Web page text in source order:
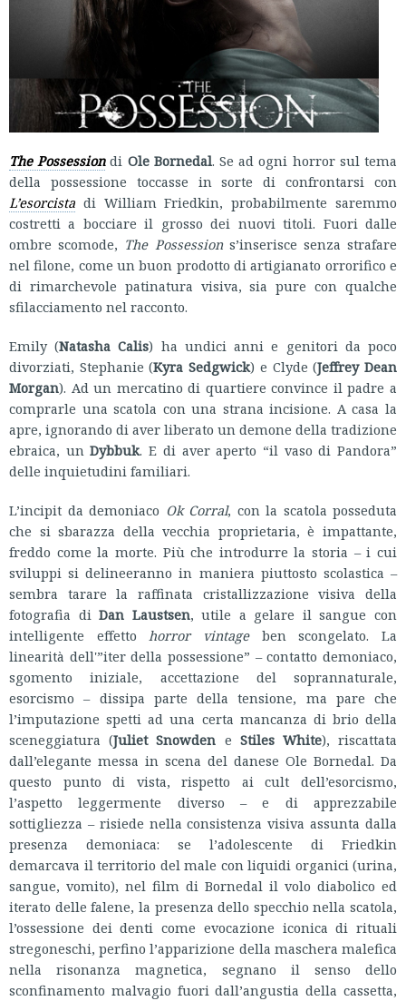
The Possessiondi Ole Bornedal. Se ad ogni horror sul tema
della possessione toccasse in sorte di confrontarsi con
L’esorcista di William Friedkin, probabilmente saremmo
costretti a bocciare il grosso dei nuovi titoli. Fuori dalle
ombre scomode, The Possessions’inserisce senza strafare
nel filone, come un buon prodotto di artigianato orrorifico e
di rimarchevole patinatura visiva, sia pure con qualche
sfilacciamento nel racconto.
Emily (Natasha Calis) ha undici anni e genitori da poco
divorziati, Stephanie (Kyra Sedgwick) e Clyde (Jeffrey Dean
Morgan). Ad un mercatino di quartiere convince il padre a
comprarle una scatola con una strana incisione. A casa la
apre, ignorando di aver liberato un demone della tradizione
ebraica, unDybbuk. E di aver aperto “il vaso di Pandora”
delle inquietudini familiari.
L’incipit da demoniaco Ok Corral, con la scatola posseduta
che si sbarazza della vecchia proprietaria, è impattante,
freddo come la morte. Più che introdurre la storia – i cui
sviluppi si delineeranno in maniera piuttosto scolastica –
sembra tarare la raffinata cristallizzazione visiva della
fotografia diDan Laustsen, utile a gelare il sangue con
intelligente effettohorror vintageben scongelato. La
linearità dell'”iter della possessione” – contatto demoniaco,
sgomento iniziale, accettazione del soprannaturale,
esorcismo – dissipa parte della tensione, ma pare che
l’imputazione spetti ad una certa mancanza di brio della
sceneggiatura (Juliet Snowden e Stiles White), riscattata
dall’elegante messa in scena del danese Ole Bornedal. Da
questo punto di vista, rispetto ai cult dell’esorcismo,
l’aspetto leggermente diverso – e di apprezzabile
sottigliezza – risiede nella consistenza visiva assunta dalla
presenza demoniaca: se l’adolescente di Friedkin
demarcava il territorio del male con liquidi organici (urina,
sangue, vomito), nel film di Bornedal il volo diabolico ed
iterato delle falene, la presenza dello specchio nella scatola,
l’ossessione dei denti come evocazione iconica di rituali
stregoneschi, perfino l’apparizione della maschera malefica
nella risonanza magnetica, segnano il senso dello
sconfinamento malvagio fuori dall’angustia della cassetta,